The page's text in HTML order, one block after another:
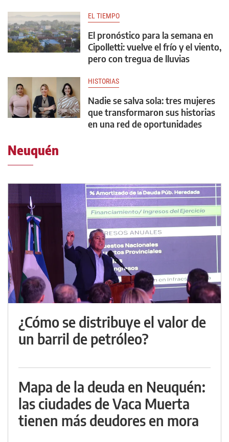
EL TIEMPO
El pronóstico para la semana en
Cipolletti: vuelve el frío y el viento,
pero con tregua de lluvias
HISTORIAS
Nadie se salva sola: tres mujeres
que transformaron sus historias
en una red de oportunidades
Neuquén
¿Cómo se distribuye el valor de
un barril de petróleo?
Mapa de la deuda en Neuquén:
las ciudades de Vaca Muerta
tienen más deudores en mora